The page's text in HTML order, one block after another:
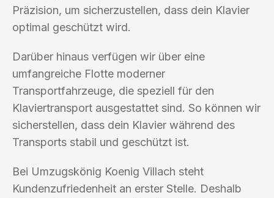
Präzision, um sicherzustellen, dass dein Klavier
optimal geschützt wird.
Darüber hinaus verfügen wir über eine
umfangreiche Flotte moderner
Transportfahrzeuge, die speziell für den
Klaviertransport ausgestattet sind. So können wir
sicherstellen, dass dein Klavier während des
Transports stabil und geschützt ist.
Bei Umzugskönig Koenig Villach steht
Kundenzufriedenheit an erster Stelle. Deshalb